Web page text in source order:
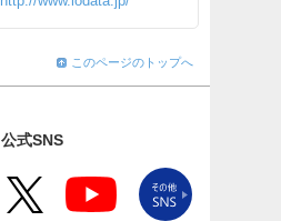
このページのトップへ
公式SNS